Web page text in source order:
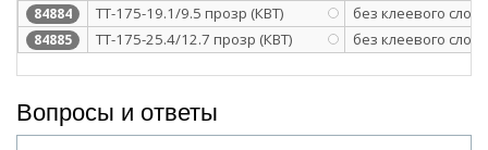
84884 ТТ-175-19.1/9.5 прозр (КВТ) без клеевого слоя
84885 ТТ-175-25.4/12.7 прозр (КВТ) без клеевого слоя
Вопросы и ответы